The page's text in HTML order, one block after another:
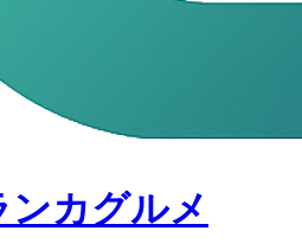
カグルメ